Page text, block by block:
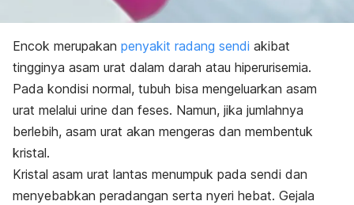
Encok merupakan penyakit radang sendi akibat
tingginya asam urat dalam darah atau hiperurisemia.
Pada kondisi normal, tubuh bisa mengeluarkan asam
urat melalui urine dan feses. Namun, jika jumlahnya
berlebih, asam urat akan mengeras dan membentuk
kristal.
Kristal asam urat lantas menumpuk pada sendi dan
menyebabkan peradangan serta nyeri hebat. Gejala